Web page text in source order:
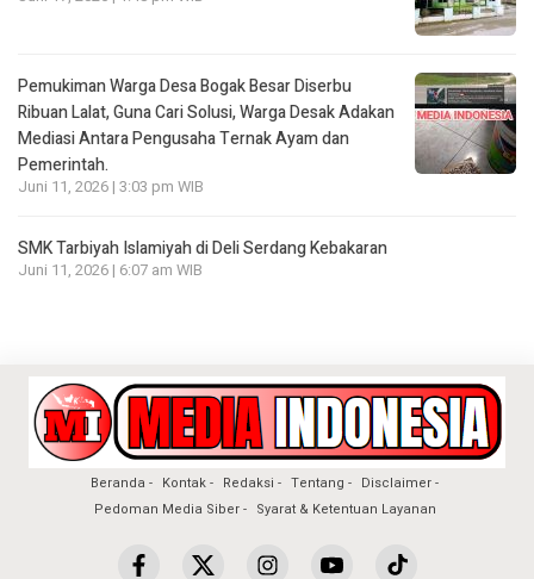
Pemukiman Warga Desa Bogak Besar Diserbu
Ribuan Lalat, Guna Cari Solusi, Warga Desak Adakan
Mediasi Antara Pengusaha Ternak Ayam dan
Pemerintah.
Juni 11, 2026 | 3:03 pm WIB
SMK Tarbiyah Islamiyah di Deli Serdang Kebakaran
Juni 11, 2026 | 6:07 am WIB
Beranda Kontak Redaksi Tentang
Disclaimer
Pedoman Media Siber
Syarat & Ketentuan Layanan